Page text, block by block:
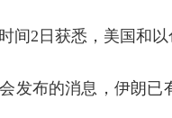
间2日获悉，美国和
发布的消息，伊朗已